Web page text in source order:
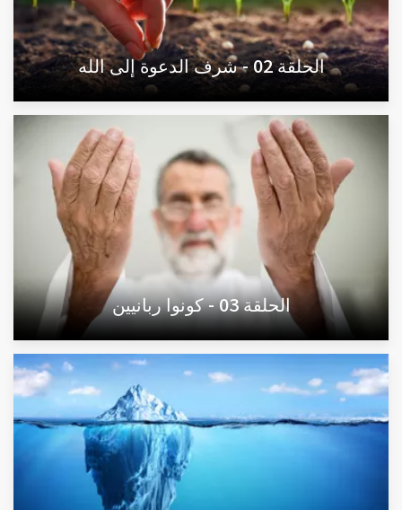
الحلقة 02 - شرف الدعوة إلى الله
الحلقة 03 - كونوا ربانيين